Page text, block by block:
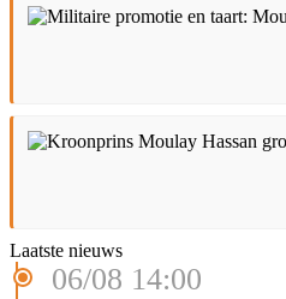
Laatste nieuws
06/08 14:00